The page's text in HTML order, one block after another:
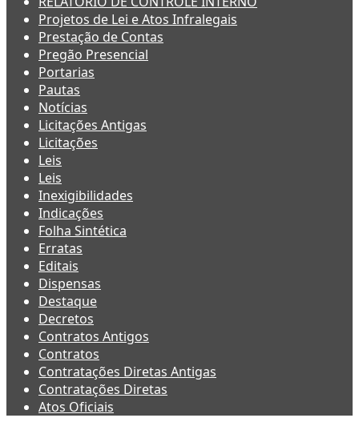
Projetos de Lei e Atos Infralegais
Prestação de Contas
Pregão Presencial
Portarias
Pautas
Notícias
Licitações Antigas
Licitações
Leis
Leis
Inexigibilidades
Indicações
Folha Sintética
Erratas
Editais
Dispensas
Destaque
Decretos
Contratos Antigos
Contratos
Contratações Diretas Antigas
Contratações Diretas
Atos Oficiais